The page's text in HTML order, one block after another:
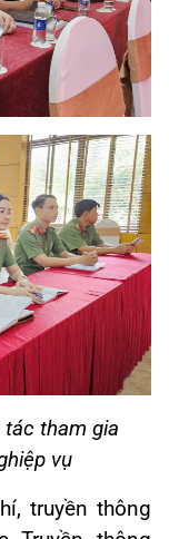
tham gia
vụ
truyền thông